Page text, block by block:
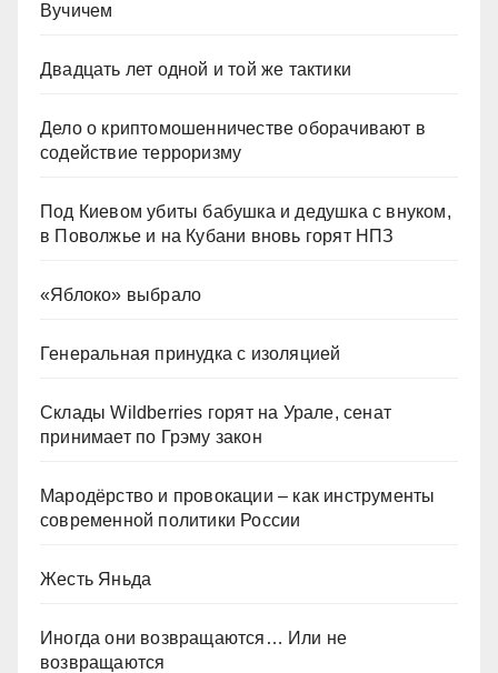
Вучичем
Двадцать лет одной и той же тактики
Дело о криптомошенничестве оборачивают в
содействие терроризму
Под Киевом убиты бабушка и дедушка с внуком,
в Поволжье и на Кубани вновь горят НПЗ
«Яблоко» выбрало
Генеральная принудка с изоляцией
Склады Wildberries горят на Урале, сенат
принимает по Грэму закон
Мародёрство и провокации – как инструменты
современной политики России
Жесть Яньда
Иногда они возвращаются… Или не
возвращаются